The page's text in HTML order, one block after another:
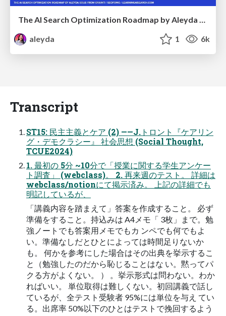
aleyda
1 6k
Transcript
ST15: 民主主義とケア (2) ——J.トロント『ケアリン
グ・デモクラシー』 社会思想 (Social Thought,
TCUE2024)
1. 最初の 5分 ~10分で「授業に関する学生アンケー
ト調査」 (webclass)。 2. 再来週のテスト。 詳細は
webclass/notionにて掲示済み。 上記の詳細でも
明記しているが、
「講義内容を踏まえて」答案を作成すること。 必ず
準備をすること。持込みは A4メモ「 3枚」まで。勉
強ノートでも答案用メモでもカ ンペでも何でもよ
い。準備なしだとひとによっては時間足りないか
も。 何かを参考にした場合はその出典を挙示するこ
と（勉強したのだから恥じることはな い。黙ってパ
クる方がよくない。 ） 。挙示形式は問わない。わか
ればいい。 単位取得は難しくない。初回講義で話し
ているが、全テスト受験者 95%には単位を与え てい
る。出席率 50%以下のひとはテストで挽回するよう